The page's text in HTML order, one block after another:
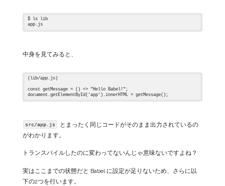
$ ls lib
中身を見てみると、
(lib/app.js)
const getMessage = () => "Hello Babel!";
src/app.js
とまったく同じコードがそのまま出力されているの
がわかります。
トランスパイルしたのに変わってないんじゃ意味ないですよね？
実はここまでの状態だと Babel に設定が足りないため、さらに以
下の2つを行います。